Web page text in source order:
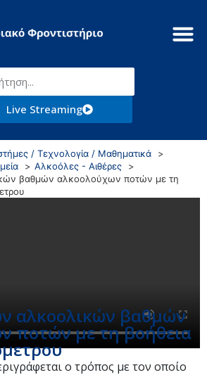
Live Streaming
/ Τεχνολογία / Μαθηματικά
Αλκοόλες - Αιθέρες
βαθμών αλκοολούχων ποτών με τη
αλκοολικών βαθμών
ποτών με τη βοήθεια
ο τρόπος με τον οποίο